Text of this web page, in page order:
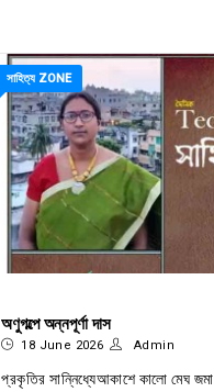
সাহিত্য ZONE
অণুগল্পে অন্নপূর্ণা দাস
18 June 2026 Admin
প্রকৃতির সান্নিধ্যেআকাশে কালো মেঘ